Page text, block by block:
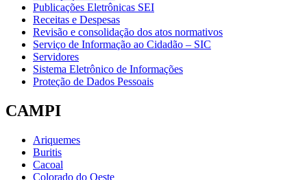
Publicações Eletrônicas SEI
Receitas e Despesas
Revisão e consolidação dos atos normativos
Serviço de Informação ao Cidadão – SIC
Servidores
Sistema Eletrônico de Informações
Proteção de Dados Pessoais
CAMPI
Ariquemes
Buritis
Cacoal
Colorado do Oeste